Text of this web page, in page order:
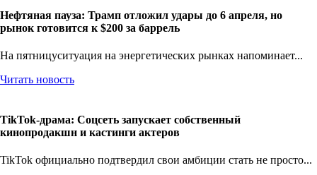
Нефтяная пауза: Трамп отложил удары до 6 апреля, но
рынок готовится к $200 за баррель
На пятницуситуация на энергетических рынках напоминает...
Читать новость
TikTok-драма: Соцсеть запускает собственный
кинопродакшн и кастинги актеров
TikTok официально подтвердил свои амбиции стать не просто...